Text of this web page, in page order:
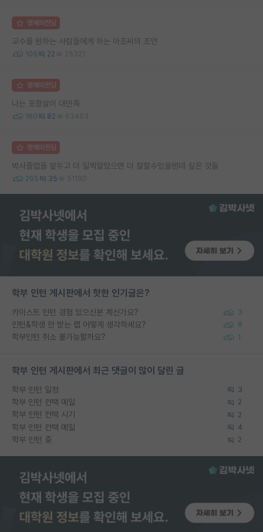
명예의전당
교수를 원하는 사람들에게 하는 아조씨의 조언
106 22 25321
명예의전당
나는 포항살이 대만족
160 82 63463
명예의전당
박사졸업을 앞두고 더 일찍알았으면 더 잘할수있을텐데 싶은 것들
295 35 51190
학부 인턴 게시판에서 핫한 인기글은?
카이스트 인턴 경험 있으신분 계신가요? 3
인턴&학생 안 받는 랩 어떻게 생각하세요? 8
학부인턴 취소 불가능할까요? 1
학부 인턴 게시판에서 최근 댓글이 많이 달린 글
학부 인턴 일정 3
학부 인턴 컨택 메일 2
학부 인턴 컨텍 시기 2
학부 인턴 컨택 메일 4
학부 인턴 중 2